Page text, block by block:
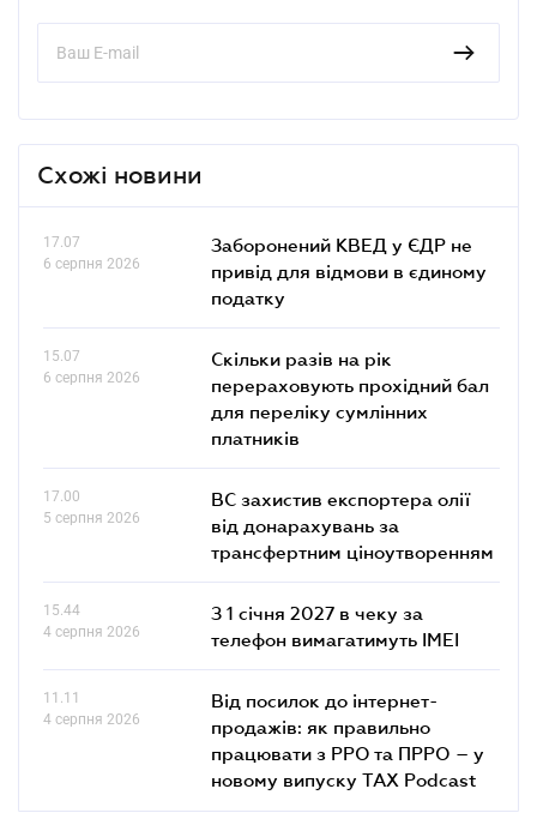
Схожі новини
17.07
6 серпня 2026
Заборонений КВЕД у ЄДР не
привід для відмови в єдиному
податку
15.07
6 серпня 2026
Скільки разів на рік
перераховують прохідний бал
для переліку сумлінних
платників
17.00
5 серпня 2026
ВС захистив експортера олії
від донарахувань за
трансфертним ціноутворенням
15.44
4 серпня 2026
З 1 січня 2027 в чеку за
телефон вимагатимуть IMEI
11.11
4 серпня 2026
Від посилок до інтернет-
продажів: як правильно
працювати з РРО та ПРРО – у
новому випуску TAX Podcast